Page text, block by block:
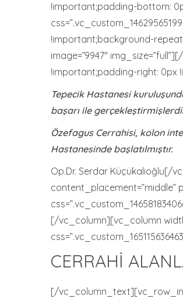
!important;padding-bottom:
!important;background-
image=”9947″
!important;padding-right: 0px
Tepecik Hastanesi
başarı ile
Özefagus Cerrahisi, kolon
Hastanesinde başlatılmıştır.
Op.Dr. Serdar
content_placement=”middle”
[/vc_column][vc_column
CERRAHI
[/